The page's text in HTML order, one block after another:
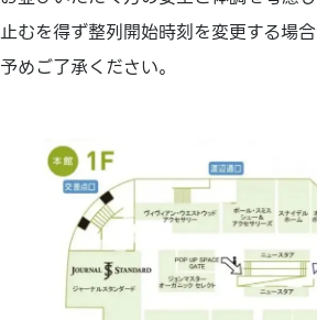
止むを得ず整列開始時刻を変更する場合
予めご了承ください。